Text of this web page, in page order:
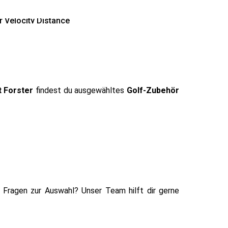
Velocity Distance
Forster findest du ausgewähltes Golf-Zubehör
zur Auswahl? Unser Team hilft dir gerne